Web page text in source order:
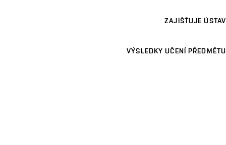
ZAJIŠŤUJE ÚSTAV
VÝSLEDKY UČENÍ PŘEDMĚTU